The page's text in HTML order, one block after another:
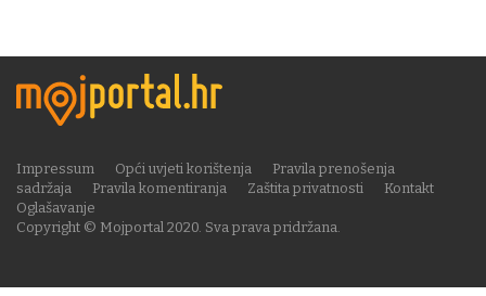
Copyright © Mojportal 2020. Sva prava pridržana.
Impressum Opći uvjeti korištenja
Pravila prenošenja
sadržaja
Pravila komentiranja Zaštita privatnosti
Kontakt
Oglašavanje